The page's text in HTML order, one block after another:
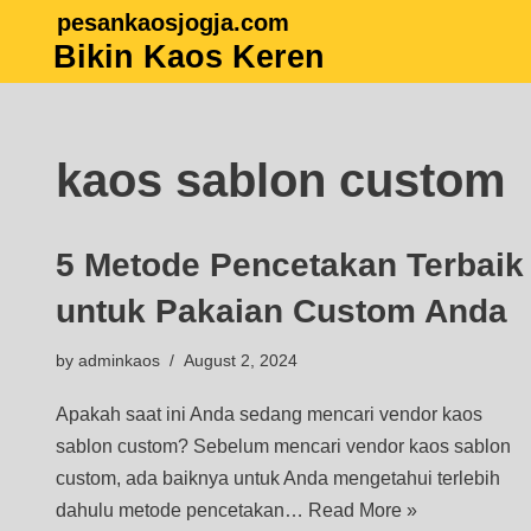
Skip
pesankaosjogja.com
Bikin Kaos Keren
kaos sablon custom
5 Metode Pencetakan Terbaik
untuk Pakaian Custom Anda
by adminkaos August 2, 2024
Apakah saat ini Anda sedang mencari vendor kaos
sablon custom? Sebelum mencari vendor kaos sablon
custom, ada baiknya untuk Anda mengetahui terlebih
dahulu metode pencetakan… Read More »